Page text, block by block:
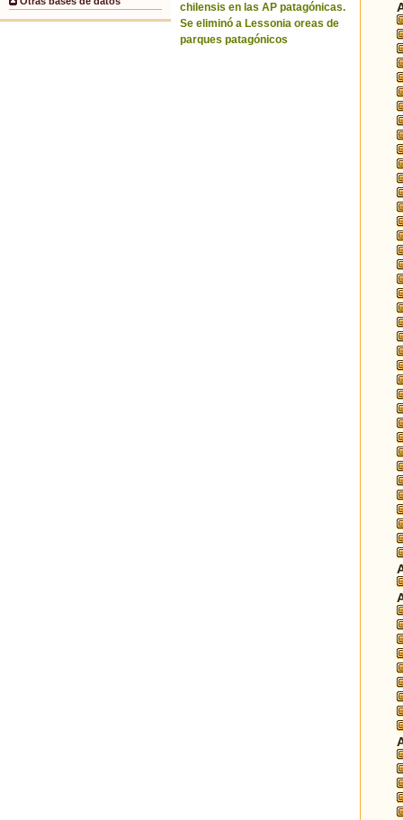
chilensis en las AP patagónicas.
Se eliminó a Lessonia oreas de
parques patagónicos